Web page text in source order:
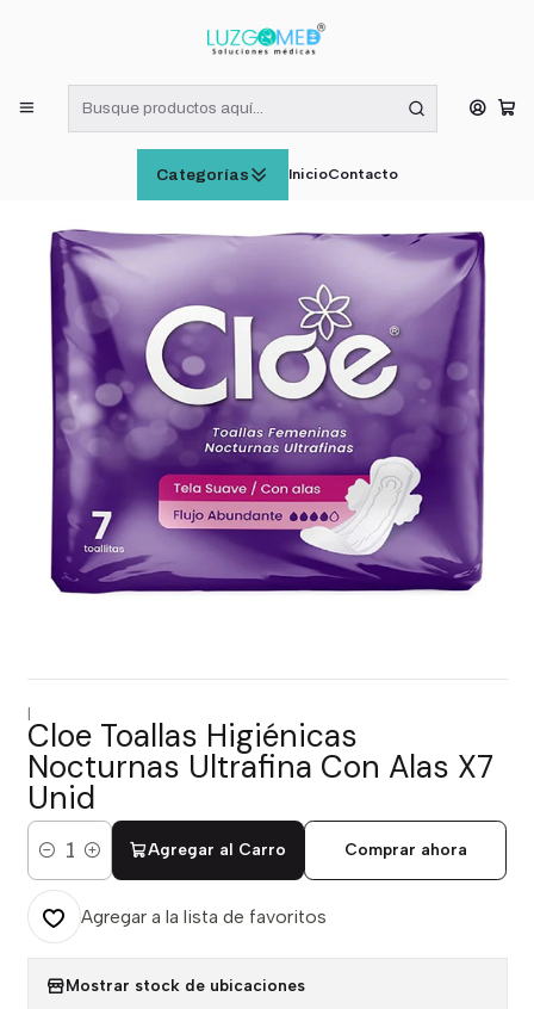
Categorías InicioContacto
¡RECIBE HOY! COMPRAS DE LUNES A VIERNES HASTA LAS 16:00
Inicio
CATÁLOGO
Cloe Toallas Higiénicas Nocturnas Ultrafina Con Alas X7 Unid
Cloe Toallas Higiénicas
Nocturnas Ultrafina Con Alas X7
Unid
Cantidad
Agregar al Carro Comprar ahora
Agregar a la lista de favoritos
Mostrar stock de ubicaciones